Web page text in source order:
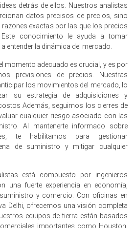
Cloroformo para el trimestre fue
USD 619.00/MT, evaluado desde
mostró volatilidad en marzo
especulativa.
precio del cloroformo indica
a corto plazo, dependiente de
arbitraje y demanda de
de producción de cloroformo
sobre la electricidad y el
índice de precios más alto.
de demanda de cloroformo
ya que la sustitución y la
de productos farmacéuticos
el mercado al contado.
de Precios del Cloroformo
detrás de ellos. Nuestros analistas
datos precisos de precios, sino
razones exactas por las que los precios
conocimiento le ayuda a tomar
entender la dinámica del mercado.
momento adecuado es crucial, y es por
previsiones de precios. Nuestras
los movimientos del mercado, lo
su estrategia de adquisiciones y
Además, seguimos los cierres de
cualquier riesgo asociado con las
Al mantenerte informado sobre
te habilitamos para gestionar
de suministro y mitigar cualquier
está compuesto por ingenieros
una fuerte experiencia en economía,
y comercio. Con oficinas en
Delhi, ofrecemos una visión completa
equipos de tierra están basados
importantes como Houston,